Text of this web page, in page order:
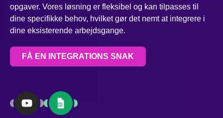
opgaver. Vores løsning er fleksibel og kan tilpasses til
dine specifikke behov, hvilket gør det nemt at integrere i
dine eksisterende arbejdsgange.
FÅ EN INTEGRATIONS SNAK